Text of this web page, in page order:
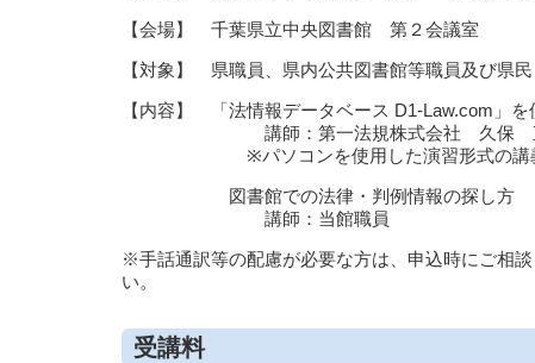
【会場】 千葉県立中央図書館 第２会議室
【対象】 県職員、県内公共図書館等職員及び県民
【内容】 「法情報データベース D1-Law.com」
講師：第一法規株式会社 久保
※パソコンを使用した演習形式の講
図書館での法律・判例情報の探し方
講師：当館職員
※手話通訳等の配慮が必要な方は、申込時にご相
い。
受講料